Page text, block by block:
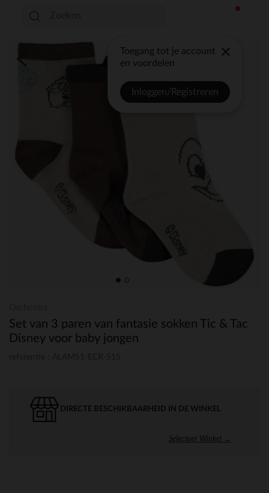
Toegang tot je account
en voordelen
Inloggen/Registreren
Set van 3 paren van fantasie sokken Tic & Tac
Disney voor baby jongen
DIRECTE BESCHIKBAARHEID IN DE WINKEL
Selecteer Winkel →